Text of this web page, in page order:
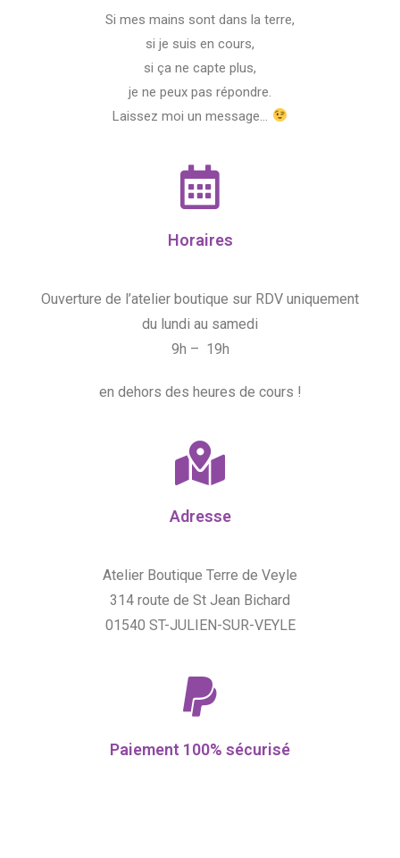
Si mes mains sont dans la terre,
si je suis en cours,
si ça ne capte plus,
je ne peux pas répondre.
Laissez moi un message…
Horaires
Ouverture de l’atelier boutique sur RDV uniquement
du lundi au samedi
9h – 19h
en dehors des heures de cours !
Adresse
Atelier Boutique Terre de Veyle
314 route de St Jean Bichard
01540 ST-JULIEN-SUR-VEYLE
Paiement 100% sécurisé